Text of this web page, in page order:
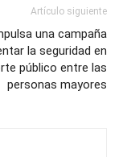
Artículo siguiente
una campaña
la seguridad en
público entre las
personas mayores